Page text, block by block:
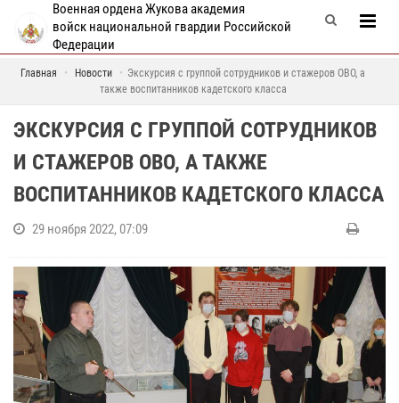
Военная ордена Жукова академия
войск национальной гвардии Российской
Федерации
Главная Новости
Экскурсия с группой сотрудников и стажеров ОВО, а
также воспитанников кадетского класса
ЭКСКУРСИЯ С ГРУППОЙ СОТРУДНИКОВ
И СТАЖЕРОВ ОВО, А ТАКЖЕ
ВОСПИТАННИКОВ КАДЕТСКОГО КЛАССА
29 ноября 2022, 07:09